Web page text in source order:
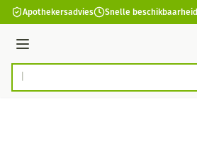
Ga naar de inhoud
Apothekersadvies Snelle beschikbaarheid
Menu
Product, merk, categorie...